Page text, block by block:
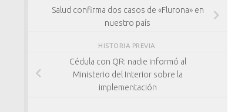
Salud confirma dos casos de «Flurona» en
nuestro país
HISTORIA PREVIA
Cédula con QR: nadie informó al
Ministerio del Interior sobre la
implementación